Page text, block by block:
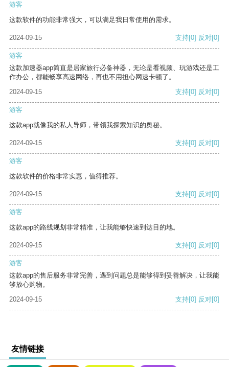
游客
这款软件的功能非常强大，可以满足我日常使用的需求。
2024-09-15 支持[0] 反对[0]
游客
这款加速器app简直是居家旅行必备神器，无论是看视频、玩游戏还是工
作办公，都能畅享高速网络，再也不用担心网速卡顿了。
2024-09-15
支持[0] 反对[0]
游客
这款app就像我的私人导师，带领我探索知识的奥秘。
2024-09-15 支持[0] 反对[0]
游客
这款软件的价格非常实惠，值得推荐。
2024-09-15 支持[0] 反对[0]
游客
这款app的路线规划非常精准，让我能够快速到达目的地。
2024-09-15 支持[0] 反对[0]
游客
这款app的售后服务非常完善，遇到问题总是能够得到妥善解决，让我能
够放心购物。
2024-09-15
支持[0] 反对[0]
友情链接